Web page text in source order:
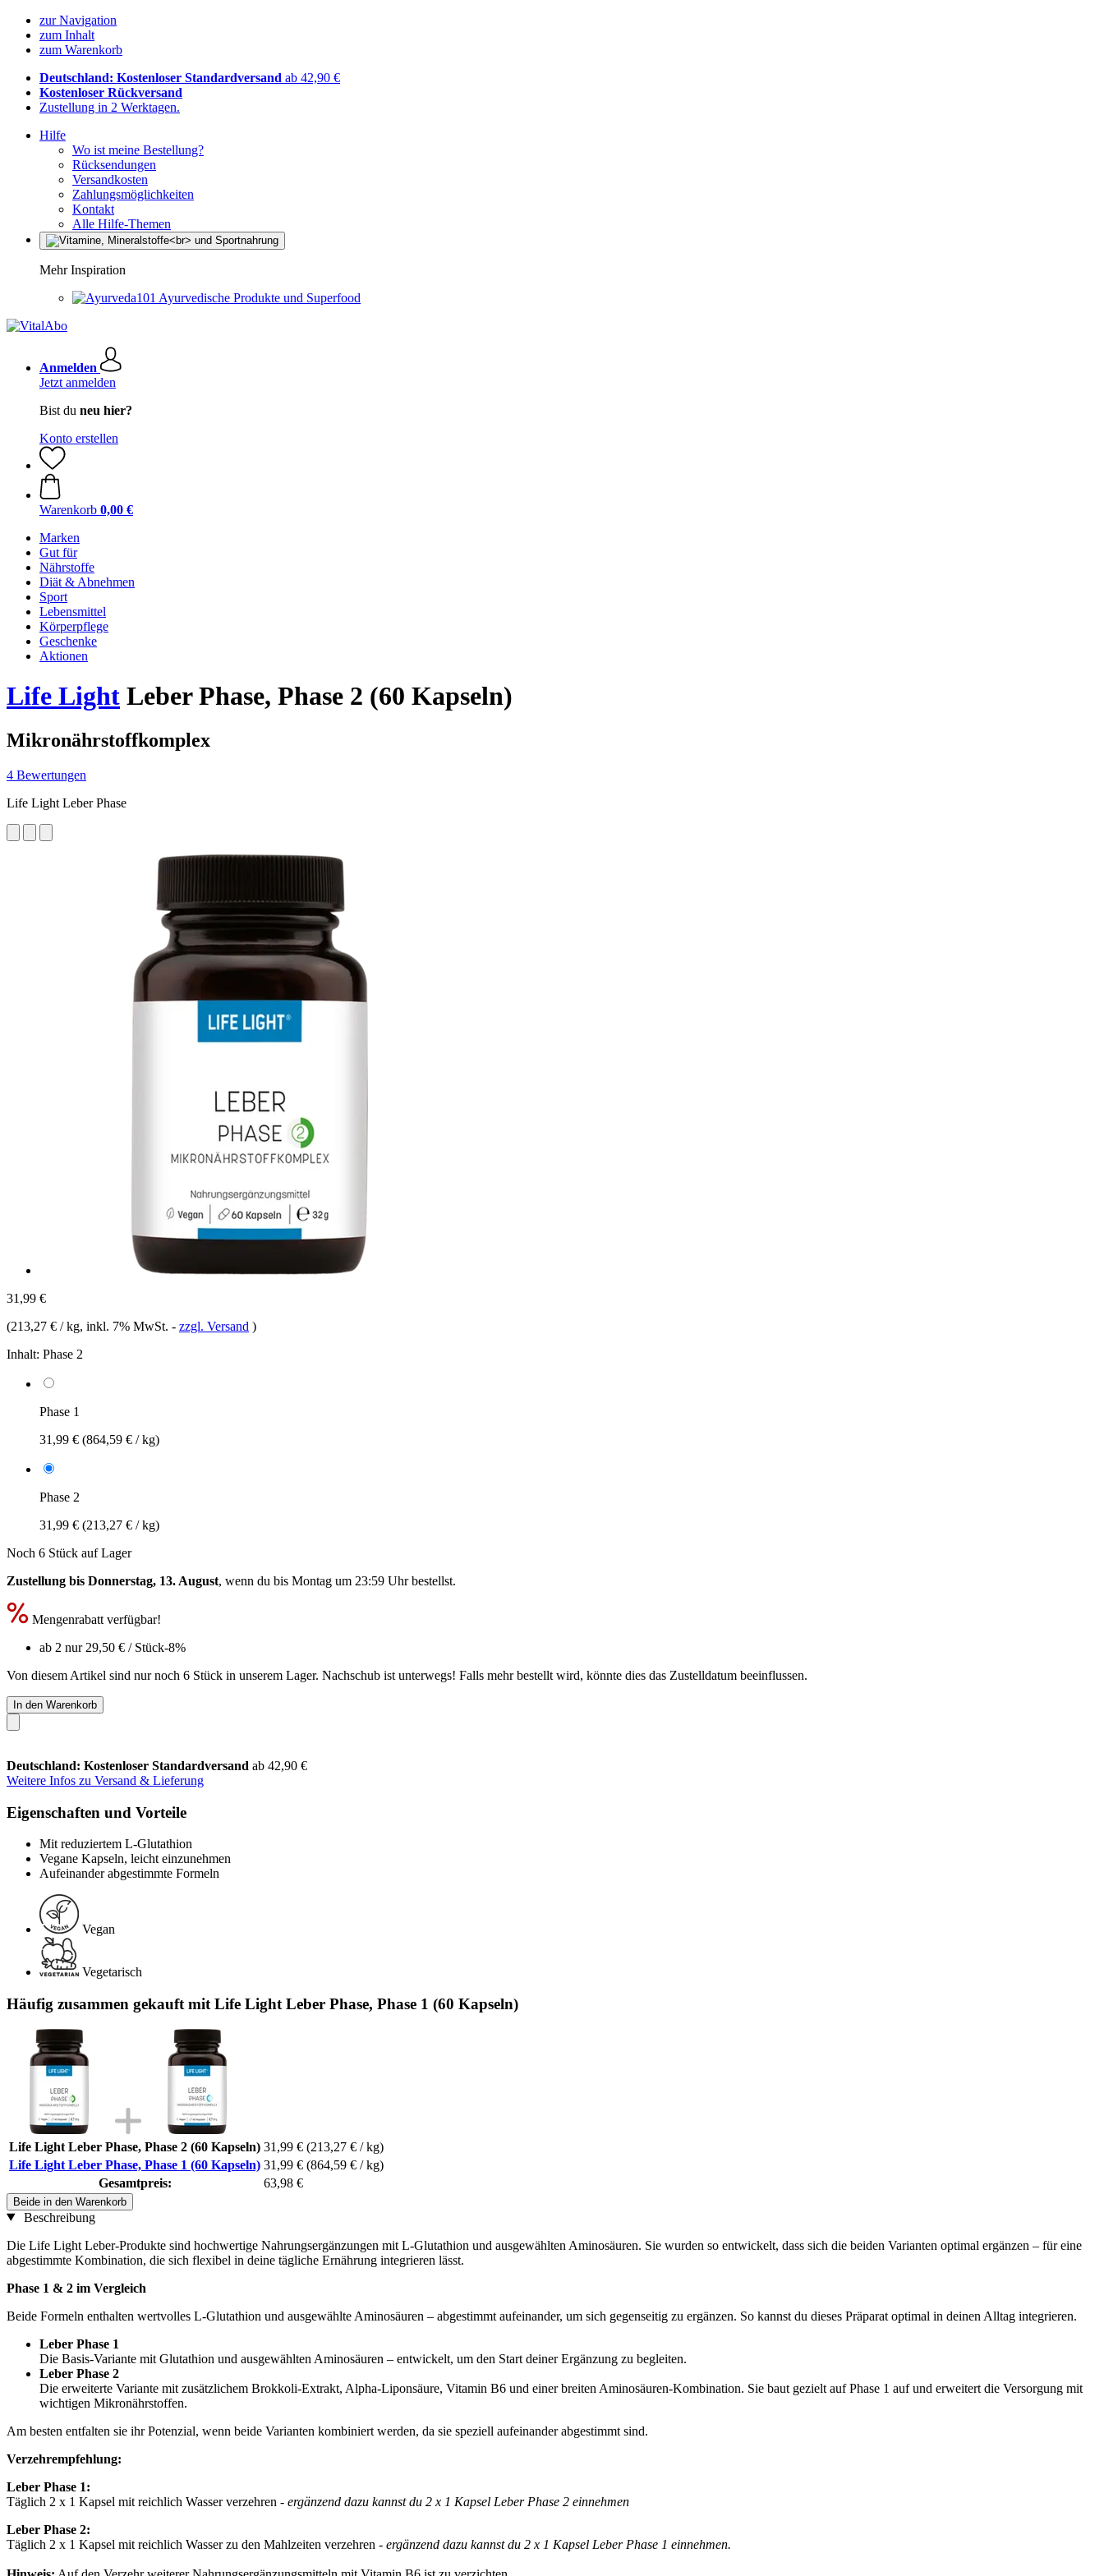
zur Navigation
zum Inhalt
zum Warenkorb
Deutschland: Kostenloser Standardversand ab 42,90 €
Kostenloser Rückversand
Zustellung in 2 Werktagen.
Hilfe
Wo ist meine Bestellung?
Rücksendungen
Versandkosten
Zahlungsmöglichkeiten
Kontakt
Alle Hilfe-Themen
Mehr Inspiration
Ayurvedische Produkte und Superfood
Anmelden
Jetzt anmelden
Bist du neu hier?
Konto erstellen
Warenkorb 0,00 €
Marken
Gut für
Nährstoffe
Diät & Abnehmen
Sport
Lebensmittel
Körperpflege
Geschenke
Aktionen
Life Light Leber Phase, Phase 2 (60 Kapseln)
Mikronährstoffkomplex
4 Bewertungen
Life Light Leber Phase
31,99 €
(213,27 € / kg, inkl. 7% MwSt. - zzgl. Versand )
Inhalt: Phase 2
Phase 1
31,99 € (864,59 € / kg)
Phase 2
31,99 € (213,27 € / kg)
Noch 6 Stück auf Lager
Zustellung bis Donnerstag, 13. August, wenn du bis Montag um 23:59 Uhrbestellst.
Mengenrabatt verfügbar!
ab 2 nur 29,50 € / Stück-8%
Von diesem Artikel sind nur noch 6 Stück in unserem Lager. Nachschub ist unterwegs! Falls mehr bestellt wird, könnte dies das Zustelldatum beeinflussen.
In den Warenkorb
Deutschland: Kostenloser Standardversand ab 42,90 €
Weitere Infos zu Versand & Lieferung
Eigenschaften und Vorteile
Mit reduziertem L-Glutathion
Vegane Kapseln, leicht einzunehmen
Aufeinander abgestimmte Formeln
Vegan
Vegetarisch
Häufig zusammen gekauft mit Life Light Leber Phase, Phase 1 (60 Kapseln)
Life Light Leber Phase, Phase 2 (60 Kapseln) 31,99 € (213,27 € / kg)
Life Light Leber Phase, Phase 1 (60 Kapseln) 31,99 € (864,59 € / kg)
Gesamtpreis:
63,98 €
Beide in den Warenkorb
Beschreibung
Die Life Light Leber-Produkte sind hochwertige Nahrungsergänzungen mit L-Glutathion und ausgewählten Aminosäuren. Sie wurden so entwickelt, dass sich die beiden Varianten optimal ergänzen – für eine
abgestimmte Kombination, die sich flexibel in deine tägliche Ernährung integrieren lässt.
Phase 1 & 2 im Vergleich
Beide Formeln enthalten wertvolles L-Glutathion und ausgewählte Aminosäuren – abgestimmt aufeinander, um sich gegenseitig zu ergänzen. So kannst du dieses Präparat optimal in deinen Alltag integrieren.
Leber Phase 1
Die Basis-Variante mit Glutathion und ausgewählten Aminosäuren – entwickelt, um den Start deiner Ergänzung zu begleiten.
Leber Phase 2
Die erweiterte Variante mit zusätzlichem Brokkoli-Extrakt, Alpha-Liponsäure, Vitamin B6 und einer breiten Aminosäuren-Kombination. Sie baut gezielt auf Phase 1 auf und erweitert die Versorgung mit
wichtigen Mikronährstoffen.
Am besten entfalten sie ihr Potenzial, wenn beide Varianten kombiniert werden, da sie speziell aufeinander abgestimmt sind.
Verzehrempfehlung:
Leber Phase 1:
Täglich 2 x 1 Kapsel mit reichlich Wasser verzehren - ergänzend dazu kannst du 2 x 1 Kapsel Leber Phase 2 einnehmen
Leber Phase 2:
Täglich 2 x 1 Kapsel mit reichlich Wasser zu den Mahlzeiten verzehren - ergänzend dazu kannst du 2 x 1 Kapsel Leber Phase 1 einnehmen.